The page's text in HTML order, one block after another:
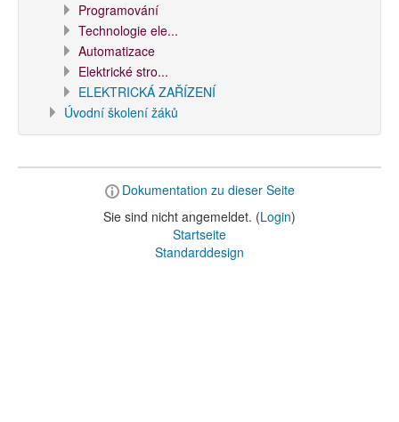
Programování
Technologie ele...
Automatizace
Elektrické stro...
ELEKTRICKÁ ZAŘÍZENÍ
Úvodní školení žáků
Dokumentation zu dieser Seite
Sie sind nicht angemeldet. (Login)
Startseite
Standarddesign